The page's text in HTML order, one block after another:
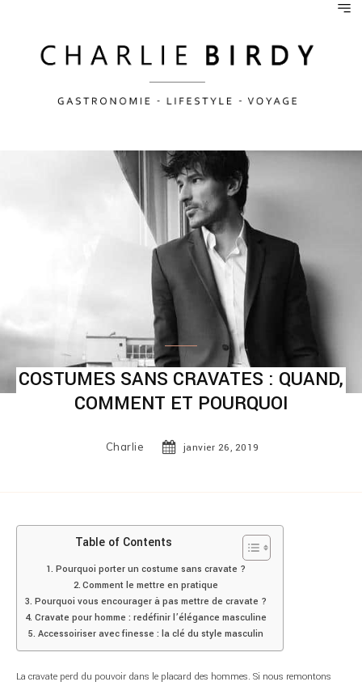
COSTUMES SANS CRAVATES : QUAND,
COMMENT ET POURQUOI
Charlie janvier 26, 2019
Table of Contents
Pourquoi porter un costume sans cravate ?
Comment le mettre en pratique
Pourquoi vous encourager à pas mettre de cravate ?
Cravate pour homme : redéfinir l’élégance masculine
Accessoiriser avec finesse : la clé du style masculin
La cravate perd du pouvoir dans le placard des hommes. Si nous remontons